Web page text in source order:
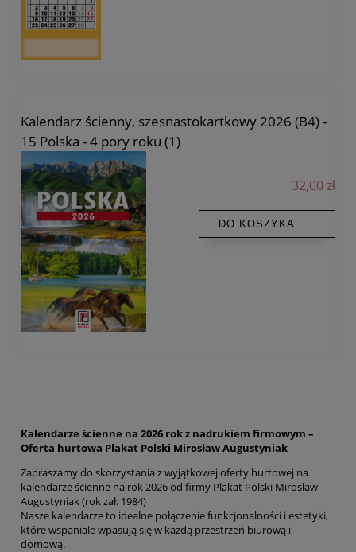
Kalendarz ścienny, szesnastokartkowy 2026 (B4) -
15 Polska - 4 pory roku (1)
32,00 zł
DO KOSZYKA
Kalendarze ścienne na 2026 rok z nadrukiem firmowym –
Oferta hurtowa Plakat Polski Mirosław Augustyniak
Zapraszamy do skorzystania z wyjątkowej oferty hurtowej na
kalendarze ścienne na rok 2026 od firmy Plakat Polski Mirosław
Augustyniak (rok zał. 1984)
Nasze kalendarze to idealne połączenie funkcjonalności i estetyki,
które wspaniale wpasują się w każdą przestrzeń biurową i
domową.